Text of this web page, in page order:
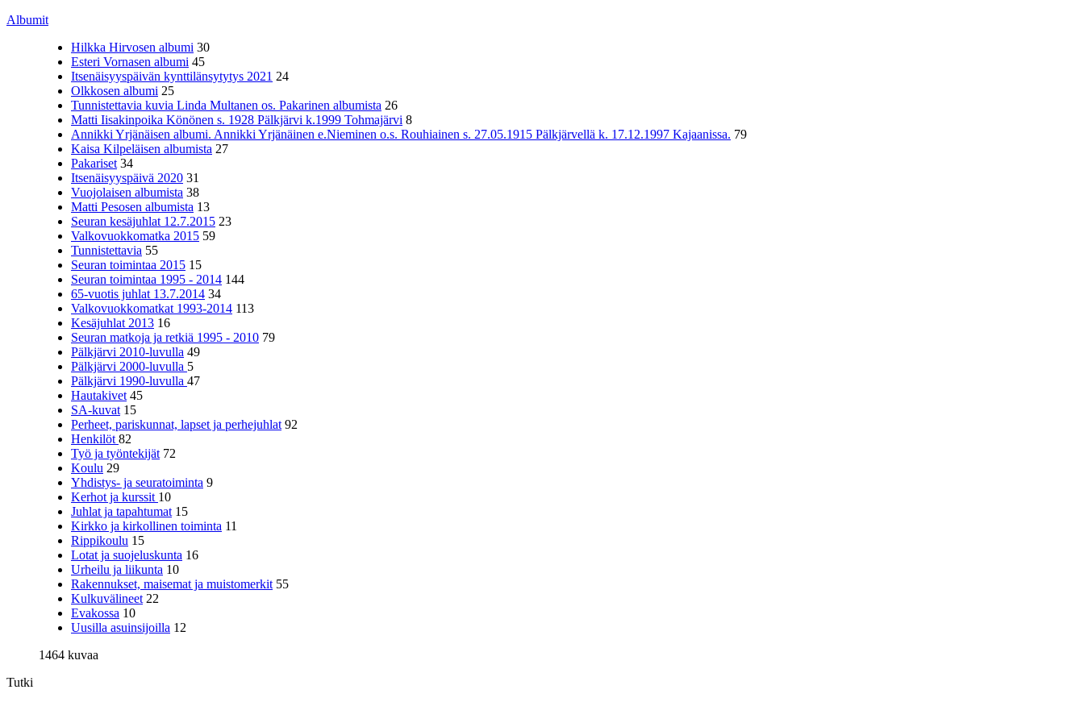
Albumit
Hilkka Hirvosen albumi 30
Esteri Vornasen albumi 45
Itsenäisyyspäivän kynttilänsytytys 2021 24
Olkkosen albumi 25
Tunnistettavia kuvia Linda Multanen os. Pakarinen albumista 26
Matti Iisakinpoika Könönen s. 1928 Pälkjärvi k.1999 Tohmajärvi 8
Annikki Yrjänäisen albumi. Annikki Yrjänäinen e.Nieminen o.s. Rouhiainen s. 27.05.1915 Pälkjärvellä k. 17.12.1997 Kajaanissa. 79
Kaisa Kilpeläisen albumista 27
Pakariset 34
Itsenäisyyspäivä 2020 31
Vuojolaisen albumista 38
Matti Pesosen albumista 13
Seuran kesäjuhlat 12.7.2015 23
Valkovuokkomatka 2015 59
Tunnistettavia 55
Seuran toimintaa 2015 15
Seuran toimintaa 1995 - 2014 144
65-vuotis juhlat 13.7.2014 34
Valkovuokkomatkat 1993-2014 113
Kesäjuhlat 2013 16
Seuran matkoja ja retkiä 1995 - 2010 79
Pälkjärvi 2010-luvulla 49
Pälkjärvi 2000-luvulla 5
Pälkjärvi 1990-luvulla 47
Hautakivet 45
SA-kuvat 15
Perheet, pariskunnat, lapset ja perhejuhlat 92
Henkilöt 82
Työ ja työntekijät 72
Koulu 29
Yhdistys- ja seuratoiminta 9
Kerhot ja kurssit 10
Juhlat ja tapahtumat 15
Kirkko ja kirkollinen toiminta 11
Rippikoulu 15
Lotat ja suojeluskunta 16
Urheilu ja liikunta 10
Rakennukset, maisemat ja muistomerkit 55
Kulkuvälineet 22
Evakossa 10
Uusilla asuinsijoilla 12
1464 kuvaa
Tutki